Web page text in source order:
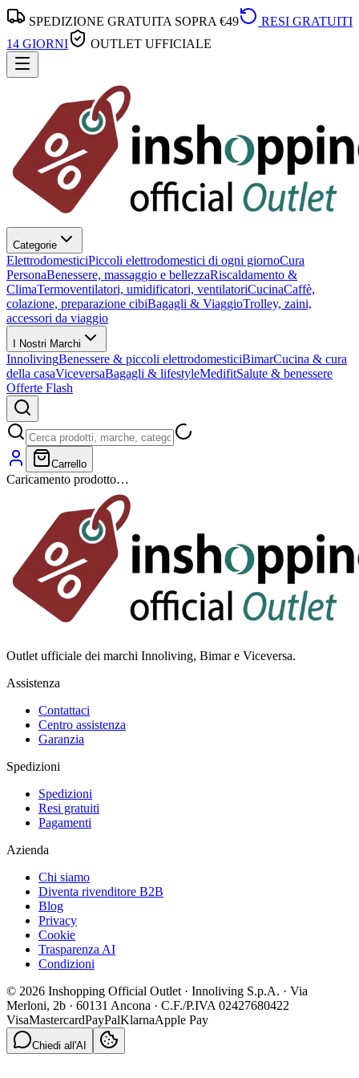
SPEDIZIONE GRATUITA SOPRA €49
RESI GRATUITI
14 GIORNI
OUTLET UFFICIALE
Categorie
ElettrodomesticiPiccoli elettrodomestici di ogni giornoCura
PersonaBenessere, massaggio e bellezzaRiscaldamento &
ClimaTermoventilatori, umidificatori, ventilatoriCucinaCaffè,
colazione, preparazione cibiBagagli & ViaggioTrolley, zaini,
accessori da viaggio
I Nostri Marchi
InnolivingBenessere & piccoli elettrodomesticiBimarCucina & cura
della casaViceversaBagagli & lifestyleMedifitSalute & benessere
Offerte Flash
Carrello
Caricamento prodotto…
Outlet ufficiale dei marchi Innoliving, Bimar e Viceversa.
Assistenza
Contattaci
Centro assistenza
Garanzia
Spedizioni
Spedizioni
Resi gratuiti
Pagamenti
Azienda
Chi siamo
Diventa rivenditore B2B
Blog
Privacy
Cookie
Trasparenza AI
Condizioni
© 2026 Inshopping Official Outlet · Innoliving S.p.A. · Via
Merloni, 2b · 60131 Ancona · C.F./P.IVA 02427680422
VisaMastercardPayPalKlarnaApple Pay
Chiedi all'AI